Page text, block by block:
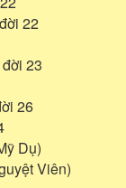
22
23
26
Dụ)
Viên)